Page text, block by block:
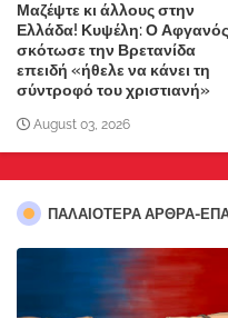
Μαζέψτε κι άλλους στην
Ελλάδα! Κυψέλη: Ο Αφγανός
σκότωσε την Βρετανίδα
επειδή «ήθελε να κάνει τη
σύντροφό του χριστιανή»
August 03, 2026
ΠΑΛΑΙΟΤΕΡΑ ΑΡΘΡΑ-